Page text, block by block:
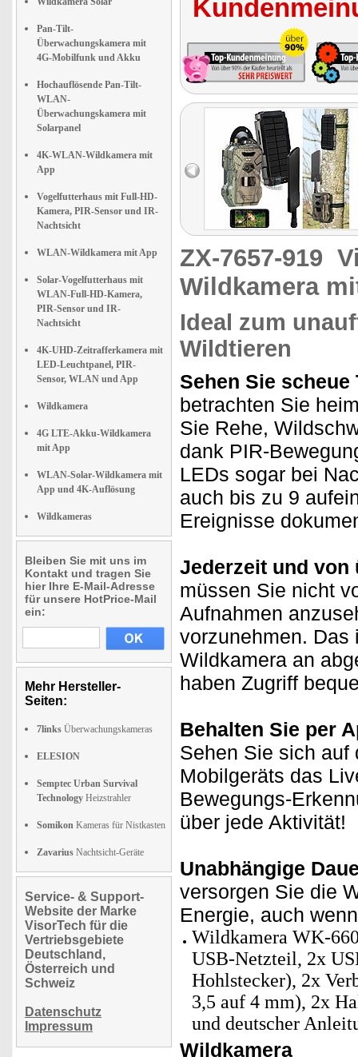
Pan-Tilt-
Überwachungskamera mit
4G-Mobilfunk und Akku
Hochauflösende Pan-Tilt-
WLAN-
Überwachungskamera mit
Solarpanel
4K-WLAN-Wildkamera mit
App
Vogelfutterhaus mit Full-HD-
Kamera, PIR-Sensor und IR-
Nachtsicht
WLAN-Wildkamera mit App
Solar-Vogelfutterhaus mit
WLAN-Full-HD-Kamera,
PIR-Sensor und IR-
Nachtsicht
4K-UHD-Zeitrafferkamera mit
LED-Leuchtpanel, PIR-
Sensor, WLAN und App
Wildkamera
4G LTE-Akku-Wildkamera
mit App
WLAN-Solar-Wildkamera mit
App und 4K-Auflösung
Wildkameras
Bleiben Sie mit uns im
Kontakt und tragen Sie
hier Ihre E-Mail-Adresse
für unsere HotPrice-Mail
ein:
Mehr Hersteller-
Seiten:
7links Überwachungskameras
ELESION
Semptec Urban Survival
Technology Heizstrahler
Somikon Kameras für Nistkasten
Zavarius Nachtsicht-Geräte
Service- & Support-
Website der Marke
VisorTech für die
Vertriebsgebiete
Deutschland,
Österreich und
Schweiz
Datenschutz
Impressum
ZX-7657-919
Wildkamera
Ideal zum
Wildtieren
Sehen Sie
betrachten Sie
Sie Rehe,
dank PIR-
LEDs sogar bei
auch bis zu 9
Ereignisse
Jederzeit und von
müssen Sie nicht
Aufnahmen
vorzunehmen. Das
Wildkamera an
haben Zugriff
Behalten Sie per
Sehen Sie sich auf
Mobilgeräts das
Bewegungs-
über jede Aktivität!
Unabhängige
versorgen Sie die
Energie, auch
Wildkamera WK-
USB-Netzteil, 2x
Hohlstecker), 2x
3,5 auf 4 mm), 2x
und deutscher
Wildkamera